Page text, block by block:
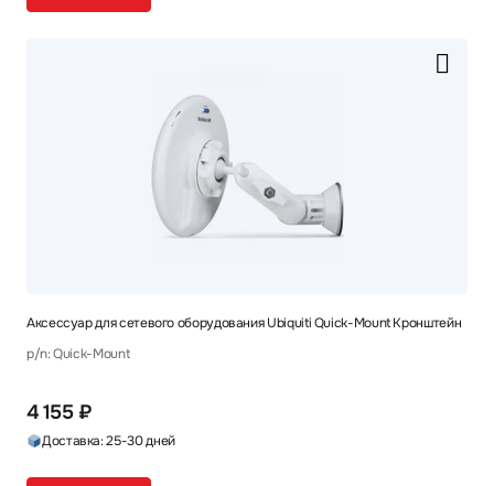
Аксессуар для сетевого оборудования Ubiquiti Quick-Mount Кронштейн
p/n: Quick-Mount
4 155 ₽
Доставка: 25-30 дней